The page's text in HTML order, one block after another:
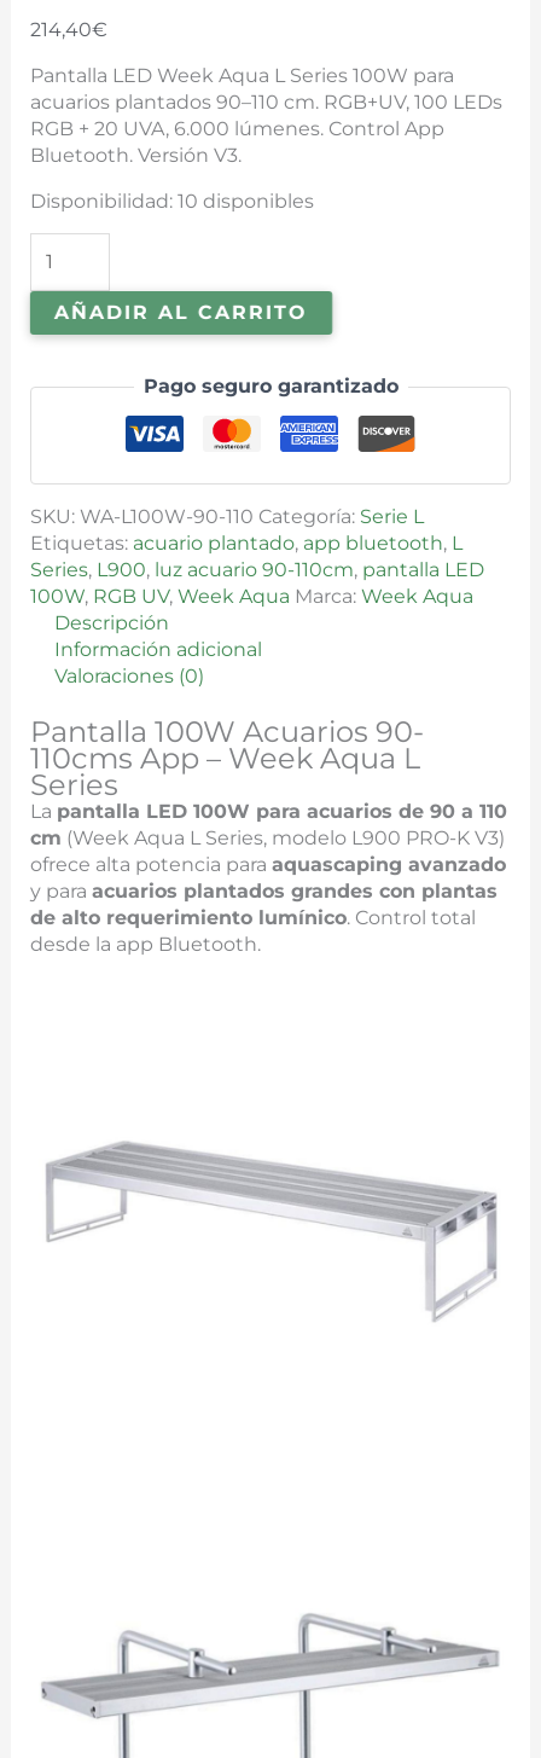
214,40€
Pantalla LED Week Aqua L Series 100W para
acuarios plantados 90–110 cm. RGB+UV, 100 LEDs
RGB + 20 UVA, 6.000 lúmenes. Control App
Bluetooth. Versión V3.
Disponibilidad: 10 disponibles
AÑADIR AL CARRITO
Pago seguro garantizado
SKU: WA-L100W-90-110 Categoría: Serie L
Etiquetas: acuario plantado, app bluetooth, L
Series, L900, luz acuario 90-110cm, pantalla LED
100W, RGB UV, Week Aqua Marca: Week Aqua
Descripción
Información adicional
Valoraciones (0)
Pantalla 100W Acuarios 90-
110cms App – Week Aqua L
Series
La pantalla LED 100W para acuarios de 90 a 110
cm (Week Aqua L Series, modelo L900 PRO-K V3)
ofrece alta potencia para aquascaping avanzado
y para acuarios plantados grandes con plantas
de alto requerimiento lumínico. Control total
desde la app Bluetooth.